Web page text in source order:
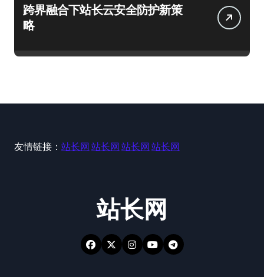
跨界融合下站长云安全防护新策
略
友情链接： 站长网 站长网 站长网 站长网
站长网